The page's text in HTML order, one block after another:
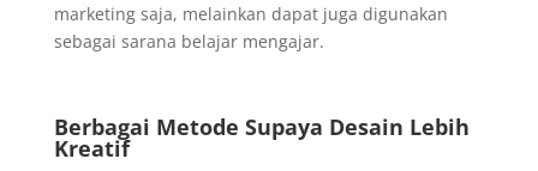
marketing saja, melainkan dapat juga digunakan
sebagai sarana belajar mengajar.
Berbagai Metode Supaya Desain Lebih
Kreatif